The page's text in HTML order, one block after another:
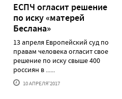
ЕСПЧ огласит решение
по иску «матерей
Беслана»
13 апреля Европейский суд по
правам человека огласит свое
решение по иску свыше 400
россиян в ......
10 АПРЕЛЯ'2017